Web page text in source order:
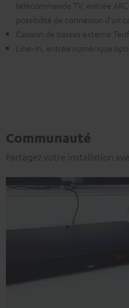
télécommande TV, entrée
possibilité de connexion d’un
Caisson de basses externe
Line-In, entrée numérique
Communauté
Partagez votre installation